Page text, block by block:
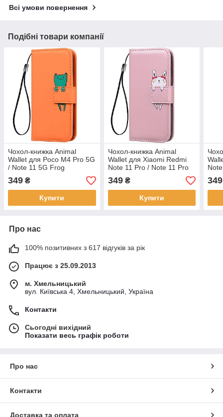
Всі умови повернення
Подібні товари компанії
Чохол-книжка Animal
Wallet для Poco M4 Pro 5G
/ Note 11 5G Frog
349 ₴
Купити
Чохол-книжка Animal
Wallet для Xiaomi Redmi
Note 11 Pro / Note 11 Pro
5G Rabbit
349₴
Купити
Pro
349
Про нас
100% позитивних з 617 відгуків за рік
Працює з 25.09.2013
м. Хмельницький
вул. Київська 4, Хмельницький, Україна
Контакти
Сьогодні вихідний
Показати весь графік роботи
Про нас
Контакти
Доставка та оплата